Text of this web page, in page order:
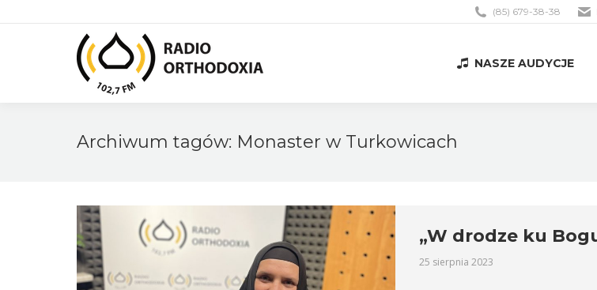
(85) 679-38-38
NASZE AUDYCJE
Archiwum tagów: Monaster w Turkowicach
„W drodze ku
25 sierpnia 2023